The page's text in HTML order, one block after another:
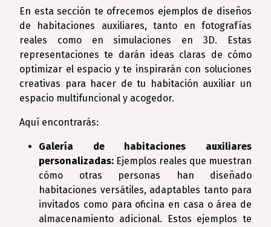
En esta sección te ofrecemos ejemplos de diseños
de habitaciones auxiliares, tanto en fotografías
reales como en simulaciones en 3D. Estas
representaciones te darán ideas claras de cómo
optimizar el espacio y te inspirarán con soluciones
creativas para hacer de tu habitación auxiliar un
espacio multifuncional y acogedor.
Aquí encontrarás:
Galería de habitaciones auxiliares
personalizadas: Ejemplos reales que muestran
cómo otras personas han diseñado
habitaciones versátiles, adaptables tanto para
invitados como para oficina en casa o área de
almacenamiento adicional. Estos ejemplos te